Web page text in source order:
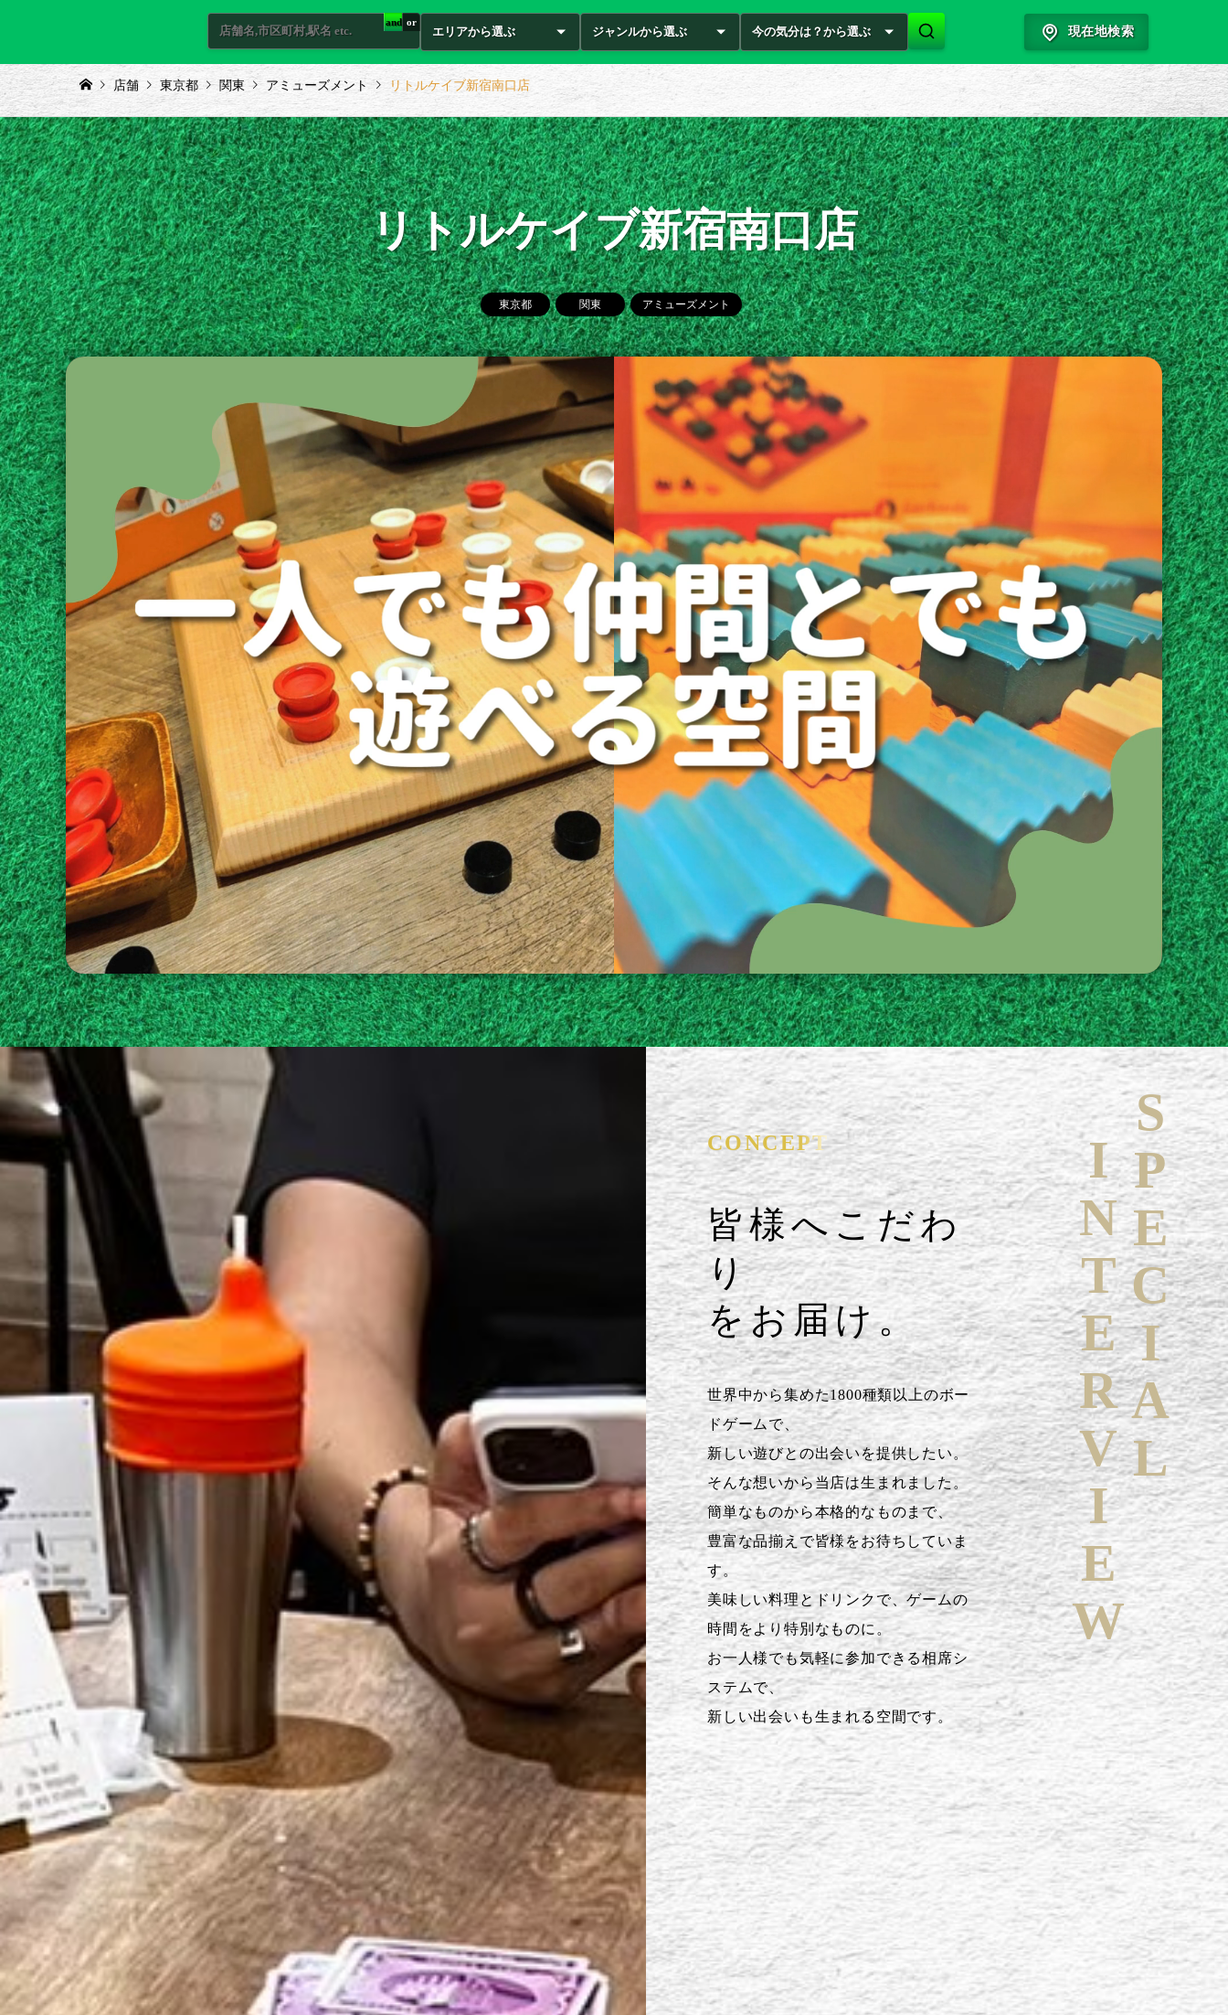
and or
エリアから選ぶ ジャンルから選ぶ 今の気分は？から選ぶ 現在地検索
店舗 東京都 関東 アミューズメント リトルケイブ新宿南口店
リトルケイブ新宿南口店
東京都 関東 アミューズメント
CONCEPT
皆様へこだわ
り
をお届け。
世界中から集めた1800種類以上のボー
ドゲームで、
新しい遊びとの出会いを提供したい。
そんな想いから当店は生まれました。
簡単なものから本格的なものまで、
豊富な品揃えで皆様をお待ちしていま
す。
美味しい料理とドリンクで、ゲームの
時間をより特別なものに。
お一人様でも気軽に参加できる相席シ
ステムで、
新しい出会いも生まれる空間です。
SPECIAL
INTERVIEW